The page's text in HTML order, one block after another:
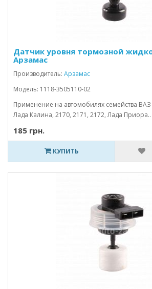
Датчик уровня тормозной
Арзамас
Производитель: Арзамас
Модель: 1118-3505110-02
Применение на автомобилях семейства ВАЗ
Лада Калина, 2170, 2171, 2172, Лада Приора..
185 грн.
КУПИТЬ